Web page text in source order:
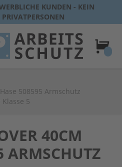
KUNDEN - KEIN
Hase 508595 Armschutz
5
40CM
ARMSCHUTZ